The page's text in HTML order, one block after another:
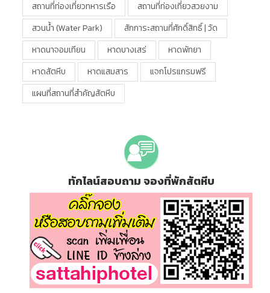
สถานที่ท่องเที่ยวทหารเรือ
สถานที่ท่องเที่ยวสวยงาม
สวนน้ำ (water Park)
สักการะสถานที่ศักดิ์สิทธิ์ | วัด
หาดนาจอมเทียน
หาดบางเสร่
หาดพัทยา
หาดสัตหีบ
หาดแสมสาร
แจกโปรแกรมฟรี
แผนที่สถานที่สำคัญสัตหีบ
ทักไลน์สอบถาม จองที่พักสัตหีบ